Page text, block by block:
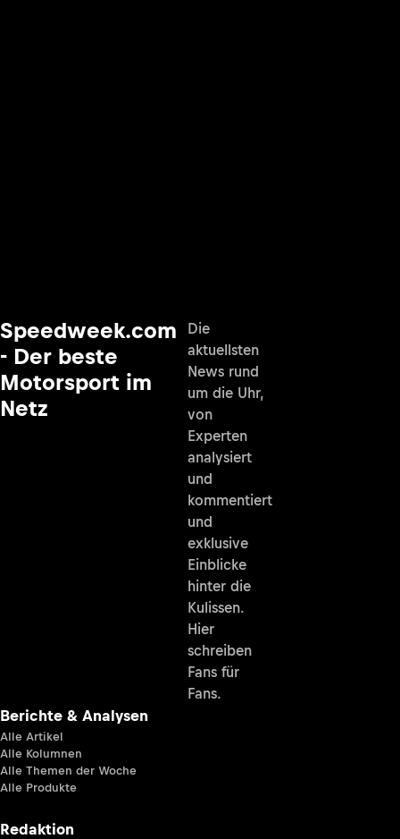
Speedweek.com
- Der beste
Motorsport im
Netz
Die
aktuellsten
News rund
um die Uhr,
von
Experten
analysiert
und
kommentiert
und
exklusive
Einblicke
hinter die
Kulissen.
Hier
schreiben
Fans für
Fans.
Berichte & Analysen
Alle Artikel
Alle Kolumnen
Alle Themen der Woche
Alle Produkte
Redaktion